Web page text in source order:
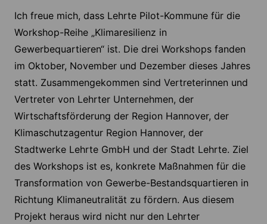
Ich freue mich, dass Lehrte Pilot-Kommune für die
Workshop-Reihe „Klimaresilienz in
Gewerbequartieren“ ist. Die drei Workshops fanden
im Oktober, November und Dezember dieses Jahres
statt. Zusammengekommen sind Vertreterinnen und
Vertreter von Lehrter Unternehmen, der
Wirtschaftsförderung der Region Hannover, der
Klimaschutzagentur Region Hannover, der
Stadtwerke Lehrte GmbH und der Stadt Lehrte. Ziel
des Workshops ist es, konkrete Maßnahmen für die
Transformation von Gewerbe-Bestandsquartieren in
Richtung Klimaneutralität zu fördern. Aus diesem
Projekt heraus wird nicht nur den Lehrter